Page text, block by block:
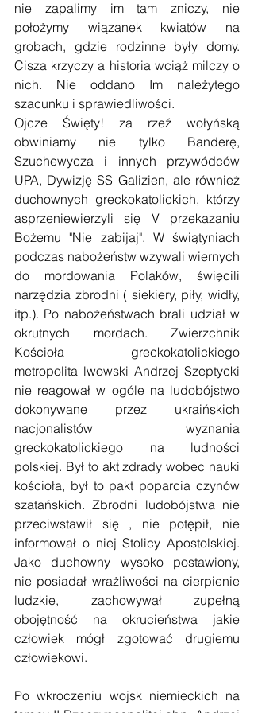
nie zapalimy im tam zniczy, nie
położymy wiązanek kwiatów na
grobach, gdzie rodzinne były domy.
Cisza krzyczy a historia wciąż milczy o
nich. Nie oddano Im należytego
szacunku i sprawiedliwości.
Ojcze Święty! za rzeź wołyńską
obwiniamy nie tylko Banderę,
Szuchewycza i innych przywódców
UPA, Dywizję SS Galizien, ale również
duchownych greckokatolickich, którzy
asprzeniewierzyli się V przekazaniu
Bożemu "Nie zabijaj". W świątyniach
podczas nabożeństw wzywali wiernych
do mordowania Polaków, święcili
narzędzia zbrodni ( siekiery, piły, widły,
itp.). Po nabożeństwach brali udział w
okrutnych mordach. Zwierzchnik
Kościoła greckokatolickiego
metropolita lwowski Andrzej Szeptycki
nie reagował w ogóle na ludobójstwo
dokonywane przez ukraińskich
nacjonalistów wyznania
greckokatolickiego na ludności
polskiej. Był to akt zdrady wobec nauki
kościoła, był to pakt poparcia czynów
szatańskich. Zbrodni ludobójstwa nie
przeciwstawił się , nie potępił, nie
informował o niej Stolicy Apostolskiej.
Jako duchowny wysoko postawiony,
nie posiadał wrażliwości na cierpienie
ludzkie, zachowywał zupełną
obojętność na okrucieństwa jakie
człowiek mógł zgotować drugiemu
człowiekowi.
Po wkroczeniu wojsk niemieckich na